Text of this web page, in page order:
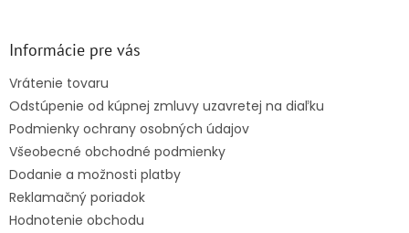
Informácie pre vás
Vrátenie tovaru
Odstúpenie od kúpnej zmluvy uzavretej na diaľku
Podmienky ochrany osobných údajov
Všeobecné obchodné podmienky
Dodanie a možnosti platby
Reklamačný poriadok
Hodnotenie obchodu